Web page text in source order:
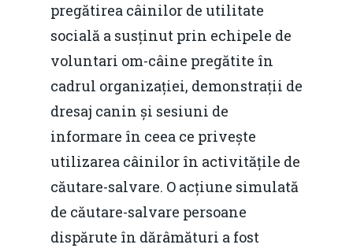
pregătirea câinilor de utilitate
socială a susținut prin echipele de
voluntari om-câine pregătite în
cadrul organizației, demonstrații de
dresaj canin și sesiuni de
informare în ceea ce privește
utilizarea câinilor în activitățile de
căutare-salvare. O acțiune simulată
de căutare-salvare persoane
dispărute în dărâmături a fost